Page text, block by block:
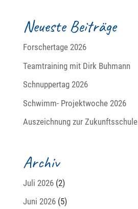
Neueste Beiträge
Forschertage 2026
Teamtraining mit Dirk Buhmann
Schnuppertag 2026
Schwimm- Projektwoche 2026
Auszeichnung zur Zukunftsschule
Archiv
Juli 2026(2)
Juni 2026(5)